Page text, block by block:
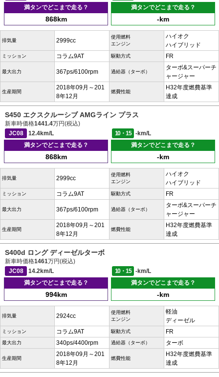
満タンでどこまで走る？
868km
満タンでどこまで走る？
-km
排気量 2999cc
使用燃料
エンジン
ハイオク
ハイブリッド
ミッション コラム9AT 駆動方式 FR
最大出力 367ps/6100rpm 過給器（ターボ）
ターボ&スーパーチ
ャージャー
生産期間
2018年09月～201
8年12月
燃費性能
H32年度燃費基準
達成
S450 エクスクルーシブ AMGライン プラス
新車時価格1441.4万円(税込)
JC08
12.4km/L 10・15
-km/L
満タンでどこまで走る？
868km
満タンでどこまで走る？
-km
排気量 2999cc
使用燃料
エンジン
ハイオク
ハイブリッド
ミッション コラム9AT 駆動方式 FR
最大出力 367ps/6100rpm 過給器（ターボ）
ターボ&スーパーチ
ャージャー
生産期間
2018年09月～201
8年12月
燃費性能
H32年度燃費基準
達成
S400d ロング ディーゼルターボ
新車時価格1461万円(税込)
JC08
14.2km/L 10・15
-km/L
満タンでどこまで走る？
994km
満タンでどこまで走る？
-km
排気量 2924cc
使用燃料
エンジン
軽油
ディーゼル
ミッション コラム9AT 駆動方式 FR
最大出力 340ps/4400rpm 過給器（ターボ） ターボ
生産期間
2018年09月～201
8年12月
燃費性能
H32年度燃費基準
達成